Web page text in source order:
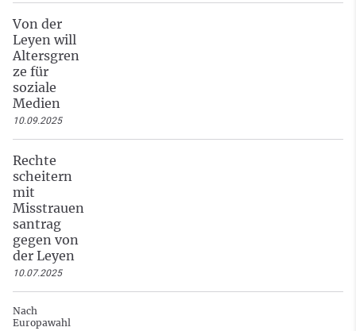
Von der
Leyen will
Altersgren
ze für
soziale
Medien
10.09.2025
Rechte
scheitern
mit
Misstrauen
santrag
gegen von
der Leyen
10.07.2025
Nach
Europawahl